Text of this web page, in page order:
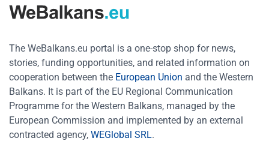
The WeBalkans.eu portal is a one-stop shop for news,
stories, funding opportunities, and related information on
cooperation between the European Union and the Western
Balkans. It is part of the EU Regional Communication
Programme for the Western Balkans, managed by the
European Commission and implemented by an external
contracted agency, WEGlobal SRL.